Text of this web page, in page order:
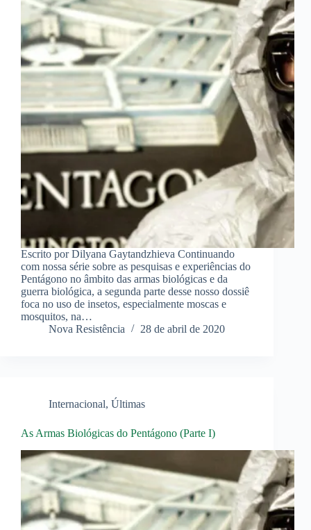
Escrito por Dilyana Gaytandzhieva Continuando
com nossa série sobre as pesquisas e experiências do
Pentágono no âmbito das armas biológicas e da
guerra biológica, a segunda parte desse nosso dossiê
foca no uso de insetos, especialmente moscas e
mosquitos, na…
Nova Resistência
28 de abril de 2020
Internacional, Últimas
As Armas Biológicas do Pentágono (Parte I)